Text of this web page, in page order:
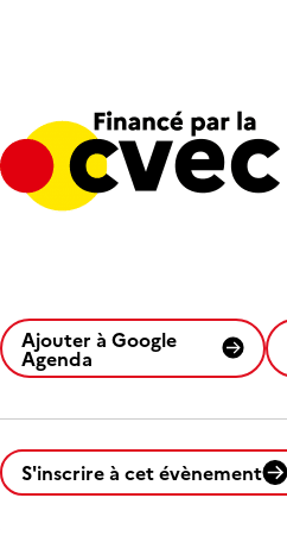
S'inscrire à cet évènement
Ajouter à Google
Agenda